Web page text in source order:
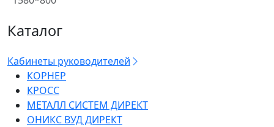
Каталог
Кабинеты руководителей
КОРНЕР
КРОСС
МЕТАЛЛ СИСТЕМ ДИРЕКТ
ОНИКС ВУД ДИРЕКТ